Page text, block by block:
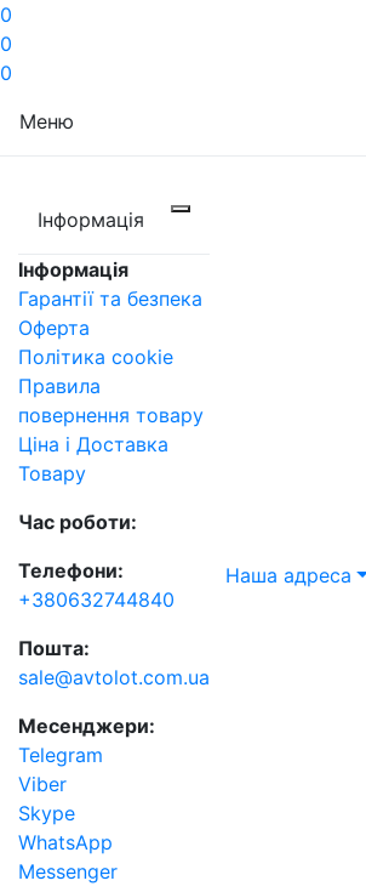
0
0
0
Меню
Інформація
Інформація
Гарантії та безпека
Оферта
Політика cookie
Правила
повернення товару
Ціна і Доставка
Товару
Час роботи:
Телефони:
+380632744840
Пошта:
sale@avtolot.com.ua
Месенджери:
Telegram
Viber
Skype
WhatsApp
Messenger
Наша адреса